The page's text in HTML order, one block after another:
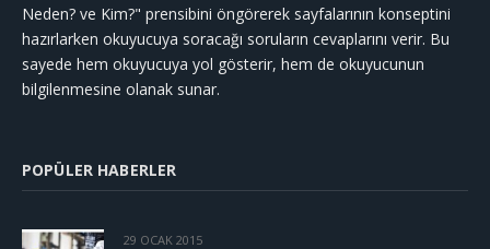
Neden? ve Kim?" prensibini öngörerek sayfalarının konseptini
hazırlarken okuyucuya soracağı soruların cevaplarını verir. Bu
sayede hem okuyucuya yol gösterir, hem de okuyucunun
bilgilenmesine olanak sunar.
POPÜLER HABERLER
29 OCAK 2015